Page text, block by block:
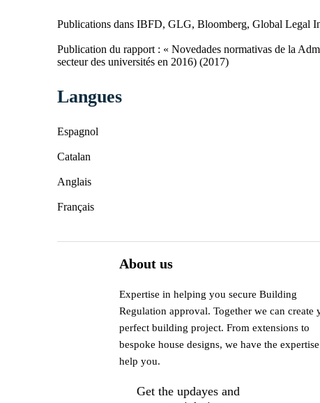
Publications dans IBFD, GLG, Bloomberg, Global Legal
Publication du rapport : « Novedades normativas de la
secteur des universités en 2016) (2017)
Langues
Espagnol
Catalan
Anglais
Français
About us
Expertise in helping you secure Building
Regulation approval. Together we can create
perfect building project. From extensions to
bespoke house designs, we have the
help you.
Get the updayes and